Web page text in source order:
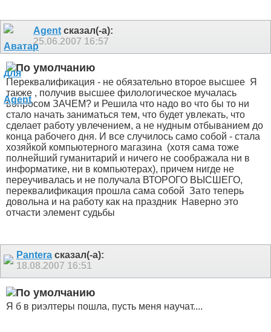
Agent сказал(-а):
25.06.2007 16:57
Переквалификация - не обязательно второе высшее Я
также , получив высшее филологическое мучалась
вопросом ЗАЧЕМ? и Решила что надо во что бы то ни
стало начать заниматься тем, что будет увлекать, что
сделает работу увлечением, а не нудным отбыванием до
конца рабочего дня. И все случилось само собой - стала
хозяйкой компьютерного магазина (хотя сама тоже
полнейший гуманитарий и ничего не соображала ни в
информатике, ни в компьютерах), причем нигде не
переучивалась и не получала ВТОРОГО ВЫСШЕГО,
переквалификация прошла сама собой Зато теперь
довольна и на работу как на праздник Наверно это
отчасти элемент судьбы
Pantera сказал(-а):
18.08.2007 16:51
Я б в риэлтеры пошла, пусть меня научат....